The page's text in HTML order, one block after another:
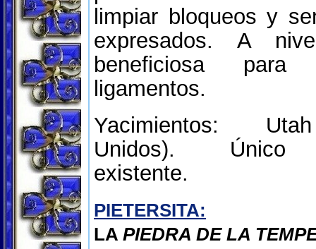
limpiar bloqueos y
expresados. A
beneficiosa
ligamentos.
Yacimientos:
Unidos). Único
existente.
PIETERSITA:
LA PIEDRA DE LA